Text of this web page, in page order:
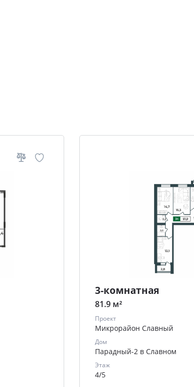
3-комнатная
81.9 м²
Проект
Микрорайон Славный
Дом
Парадный-2 в Славном
Этаж
4/5